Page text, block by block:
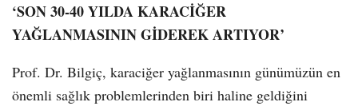
‘SON 30-40 YILDA KARACİĞER
YAĞLANMASININ GİDEREK ARTIYOR’
Prof. Dr. Bilgiç, karaciğer yağlanmasının günümüzün en
önemli sağlık problemlerinden biri haline geldiğini